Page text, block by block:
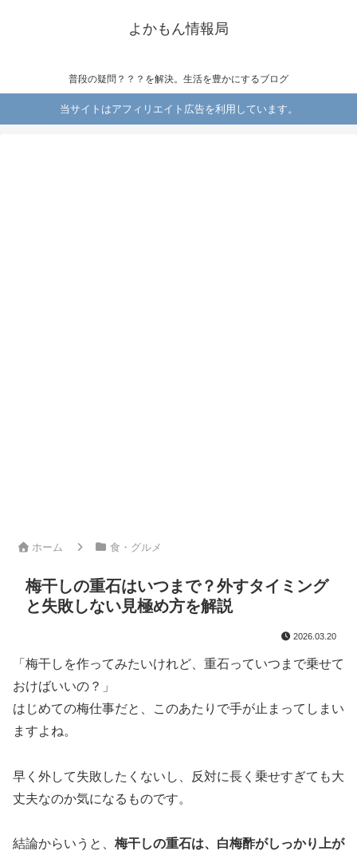
よかもん情報局
普段の疑問？？？を解決。生活を豊かにするブログ
当サイトはアフィリエイト広告を利用しています。
ホーム 食・グルメ
梅干しの重石はいつまで？外すタイミング
と失敗しない見極め方を解説
2026.03.20
「梅干しを作ってみたいけれど、重石っていつまで乗せて
おけばいいの？」
はじめての梅仕事だと、このあたりで手が止まってしまい
ますよね。
早く外して失敗したくないし、反対に長く乗せすぎても大
丈夫なのか気になるものです。
結論からいうと、 梅干しの重石は、白梅酢がしっかり上が